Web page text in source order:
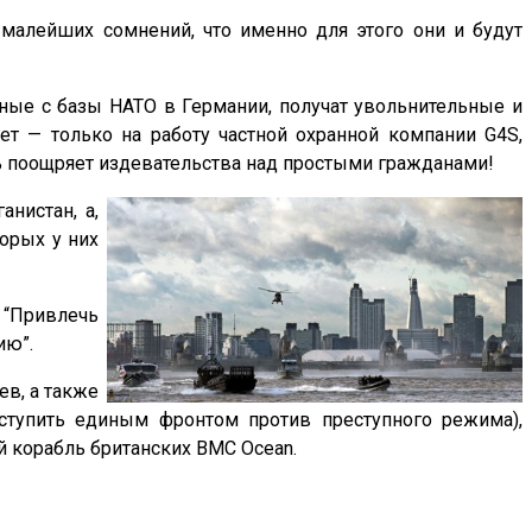
сомнений, что именно для этого они и будут
с базы НАТО в Германии, получат увольнительные и
только на работу частной охранной компании G4S,
издевательства над простыми гражданами!
а,
у них
а также
единым фронтом против преступного режима),
корабль британских ВМС Ocean.